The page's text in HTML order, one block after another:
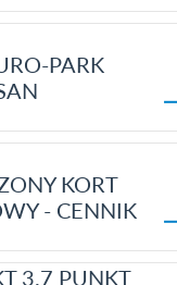
PARK
KORT
- CENNIK
3.7 PUNKT